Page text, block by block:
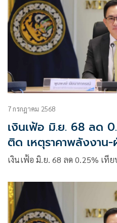
7 กรกฎาคม 2568
เงินเฟ้อ มิ.ย. 68 ลด
ติด เหตุราคาพลังงาน
เงินเฟ้อ มิ.ย. 68 ลด 0.25% เที